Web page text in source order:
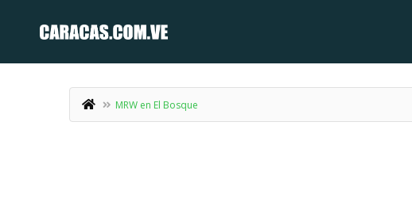
MRW en El Bosque